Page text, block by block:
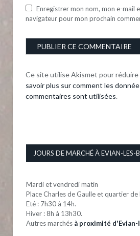
Enregistrer mon nom, mon e-mail
navigateur pour mon prochain
Ce site utilise Akismet pour réduire
savoir plus sur comment les
commentaires sont utilisées.
JOURS DE MARCHÉ À EVIAN-LES-
Mardi et vendredi matin
Place Charles de Gaulle et quartier de
Eté : 7h30 à 14h.
Hiver : 8h à 13h30.
Autres marchés à proximité d'Evian-